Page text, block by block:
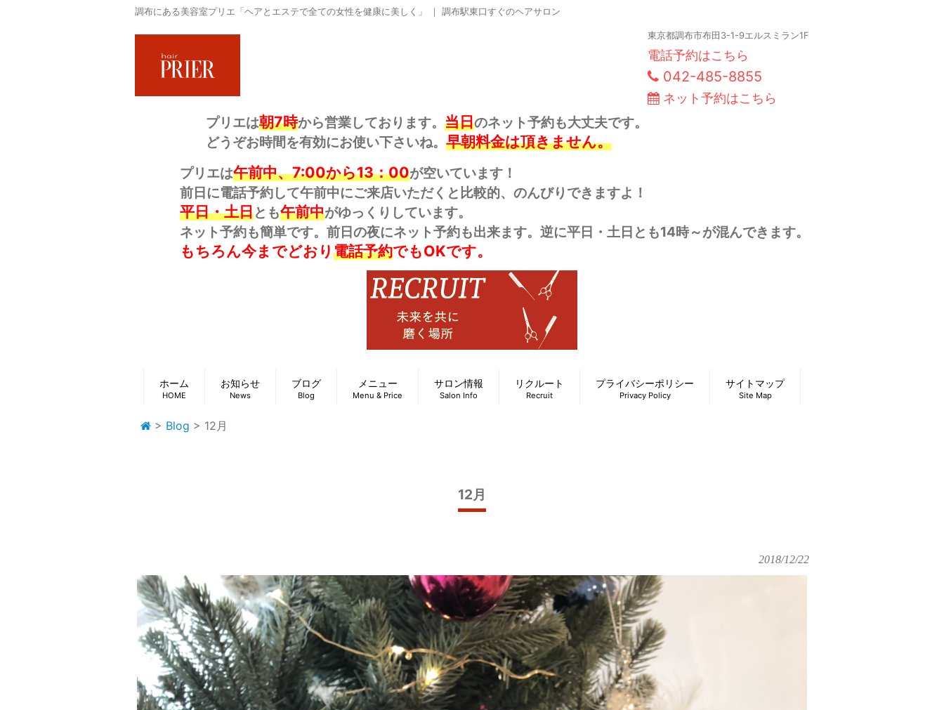
調布にある美容室プリエ「ヘアとエステで全ての女性を健康に美しく」 ｜ 調布駅東口すぐのヘアサロン
東京都調布市布田3-1-9エルスミラン1F
電話予約はこちら
042-485-8855
ネット予約はこちら
プリエは朝7時から営業しております。 当日のネット予約も大丈夫です。
どうぞお時間を有効にお使い下さいね。 早朝料金は頂きません。
プリエは午前中、7:00から13：00が空いています！
前日に電話予約して午前中にご来店いただくと比較的、のんびりできますよ！
平日・土日とも午前中がゆっくりしています。
ネット予約も簡単です。前日の夜にネット予約も出来ます。逆に平日・土日とも14時～が混んできます。
もちろん今までどおり 電話予約でもOKです。
ホーム
HOME
お知らせ
News
ブログ
Blog
メニュー
Menu & Price
サロン情報
Salon Info
リクルート
Recruit
プライバシーポリシー
Privacy Policy
サイトマップ
Site Map
> Blog > 12月
12月
2018/12/22